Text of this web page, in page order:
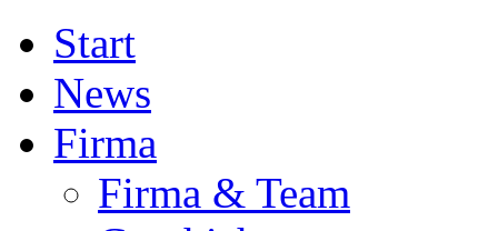
Start
News
Firma
Firma & Team